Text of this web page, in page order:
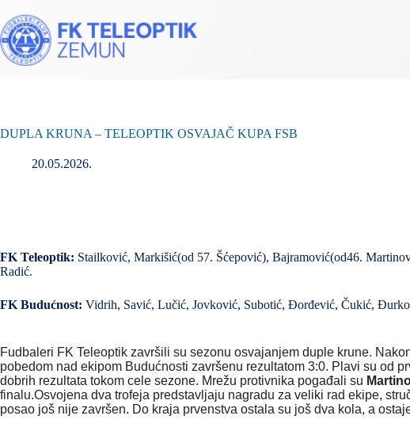
DUPLA KRUNA – TELEOPTIK OSVAJAČ KUPA FSB
20.05.2026.
FK Teleoptik: Stailković, Markišić(od 57. Šćepović), Bajramović(od46.
Radić.
FK Budućnost: Vidrih, Savić, Lučić, Jovković, Subotić, Đorđević, Čukić,
Fudbaleri FK Teleoptik završili su sezonu osvajanjem duple krune.
pobedom nad ekipom Budućnosti završenu rezultatom 3:0. Plavi su od
dobrih rezultata tokom cele sezone. Mrežu protivnika pogađali su
finalu.Osvojena dva trofeja predstavljaju nagradu za veliki rad ekipe,
posao još nije završen. Do kraja prvenstva ostala su još dva kola, a